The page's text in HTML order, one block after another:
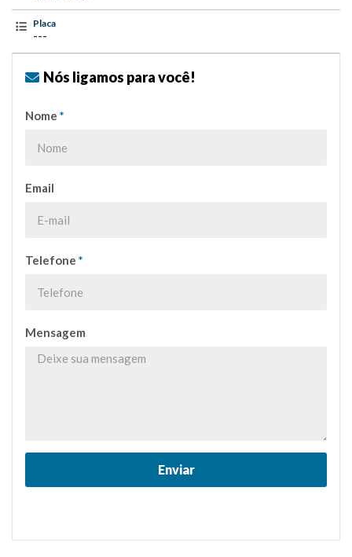
Placa
---
Nós ligamos para você!
Nome *
Email
Telefone *
Mensagem